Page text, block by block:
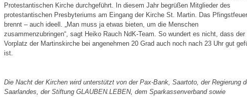
Protestantischen Kirche durchgeführt. In diesem Jahr begrüßen Mitglieder des
protestantischen Presbyteriums am Eingang der Kirche St. Martin. Das Pfingstfeuer
brennt – auch ideell. „Man muss ja etwas bieten, um die Menschen
zusammenzubringen“, sagt Heiko Rauch NdK-Team. So wundert es nicht, dass der
Vorplatz der Martinskirche bei angenehmen 20 Grad auch noch nach 23 Uhr gut
ist.
Die Nacht der Kirchen wird unterstützt von der Pax-Bank, Saartoto, der Regierung
Saarlandes, der Stiftung GLAUBEN.LEBEN, dem Sparkassenverband sowie